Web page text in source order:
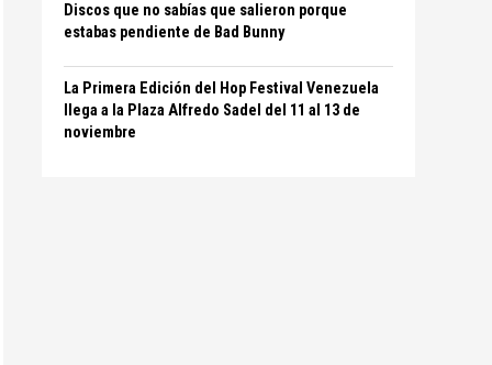
Discos que no sabías que salieron porque
estabas pendiente de Bad Bunny
La Primera Edición del Hop Festival Venezuela
llega a la Plaza Alfredo Sadel del 11 al 13 de
noviembre